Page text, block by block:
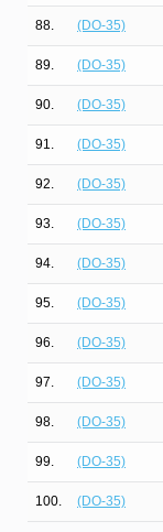
88. (DO-35)
89. (DO-35)
90. (DO-35)
91. (DO-35)
92. (DO-35)
93. (DO-35)
94. (DO-35)
95. (DO-35)
96. (DO-35)
97. (DO-35)
98. (DO-35)
99. (DO-35)
100. (DO-35)